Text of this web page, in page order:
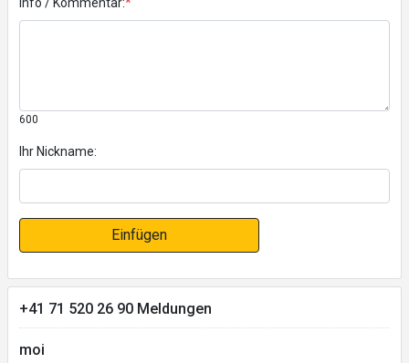
600
Ihr Nickname:
Einfügen
+41 71 520 26 90 Meldungen
moi